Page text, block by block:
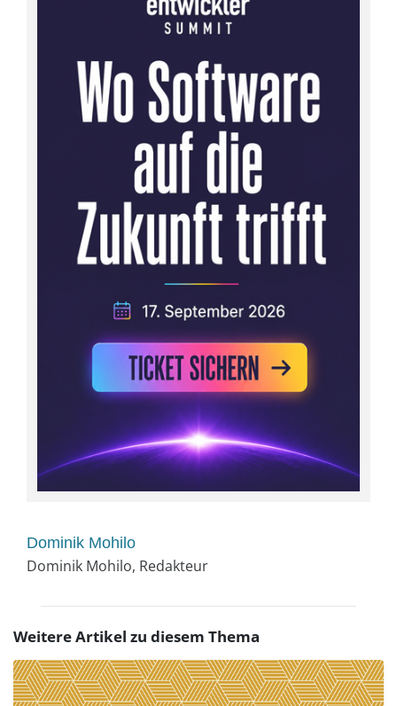
Dominik Mohilo
Dominik Mohilo, Redakteur
Weitere Artikel zu diesem Thema